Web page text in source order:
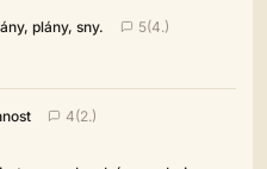
plány, sny. 5(4.)
4(2.)